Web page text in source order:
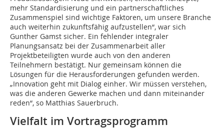
mehr Standardisierung und ein partnerschaftliches
Zusammenspiel sind wichtige Faktoren, um unsere Branche
auch weiterhin zukunftsfähig aufzustellen“, war sich
Gunther Gamst sicher. Ein fehlender integraler
Planungsansatz bei der Zusammenarbeit aller
Projektbeteiligten wurde auch von den anderen
Teilnehmern bestätigt. Nur gemeinsam können die
Lösungen für die Herausforderungen gefunden werden.
„Innovation geht mit Dialog einher. Wir müssen verstehen,
was die anderen Gewerke machen und dann miteinander
reden“, so Matthias Sauerbruch.
Vielfalt im Vortragsprogramm